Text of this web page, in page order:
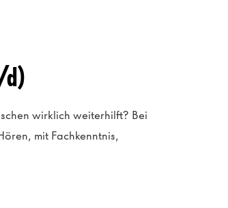
d)
wirklich weiterhilft? Bei
mit Fachkenntnis,